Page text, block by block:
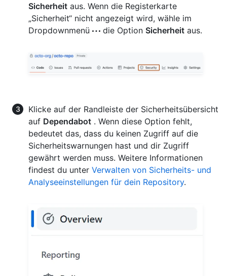
Sicherheit aus. Wenn die Registerkarte
„Sicherheit“ nicht angezeigt wird, wähle im
Dropdownmenü
die Option Sicherheit aus.
Klicke auf der Randleiste der Sicherheitsübersicht
auf Dependabot . Wenn diese Option fehlt,
bedeutet das, dass du keinen Zugriff auf die
Sicherheitswarnungen hast und dir Zugriff
gewährt werden muss. Weitere Informationen
findest du unter Verwalten von Sicherheits- und
Analyseeinstellungen für dein Repository.